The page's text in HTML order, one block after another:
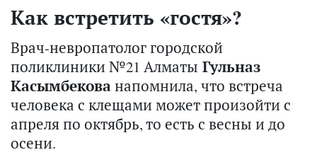
Как встретить «гостя»?
Врач-невропатолог городской
поликлиники №21 Алматы Гульназ
Касымбекованапомнила, что встреча
человека с клещами может произойти с
апреля по октябрь, то есть с весны и до
осени.